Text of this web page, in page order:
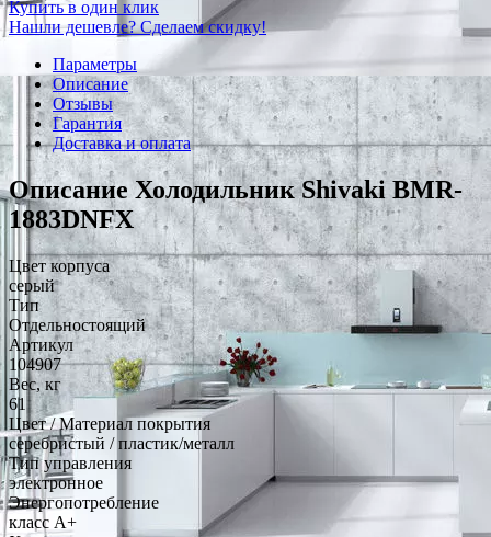
Купить в один клик
Нашли дешевле? Сделаем скидку!
Параметры
Описание
Отзывы
Гарантия
Доставка и оплата
Описание Холодильник Shivaki BMR-
1883DNFX
Цвет корпуса
серый
Тип
Отдельностоящий
Артикул
104907
Вес, кг
61
Цвет / Материал покрытия
серебристый / пластик/металл
Тип управления
электронное
Энергопотребление
класс A+